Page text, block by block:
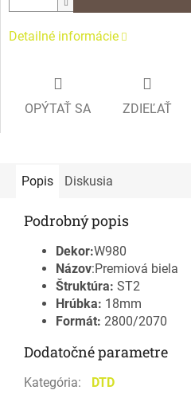
Detailné informácie
OPÝTAŤ SA ZDIEĽAŤ
Popis Diskusia
Podrobný popis
Dekor:W980
Názov:Premiová biela
Štruktúra: ST2
Hrúbka: 18mm
Formát: 2800/2070
Dodatočné parametre
Kategória:
DTD